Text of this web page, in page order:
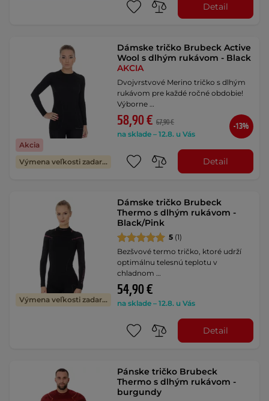
Detail
Akcia
Výmena veľkosti zadarmo
Dámske tričko Brubeck Active
Wool s dlhým rukávom - Black
AKCIA
Dvojvrstvové Merino tričko s dlhým
rukávom pre každé ročné obdobie!
Výborne …
58,90 € 67,90 €
na sklade – 12.8. u Vás
-13%
Detail
Výmena veľkosti zadarmo
Dámske tričko Brubeck
Thermo s dlhým rukávom -
Black/Pink
5 (1)
Bezšvové termo tričko, ktoré udrží
optimálnu telesnú teplotu v
chladnom …
54,90 €
na sklade – 12.8. u Vás
Detail
Pánske tričko Brubeck
Thermo s dlhým rukávom -
burgundy